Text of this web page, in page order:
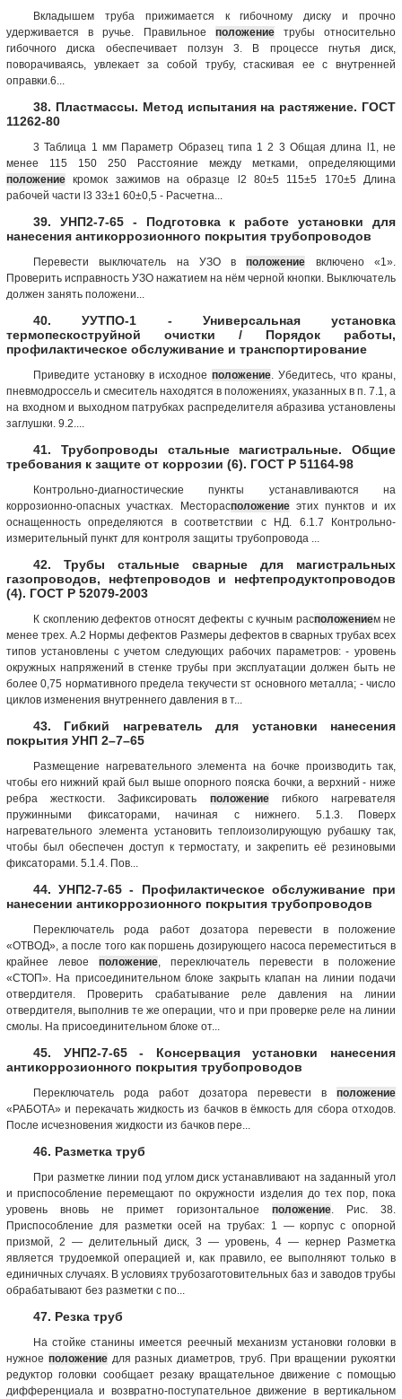
Вкладышем труба прижимается к гибочному диску и прочно
удерживается в ручье. Правильное положениетрубы относительно
гибочного диска обеспечивает ползун 3. В процессе гнутья диск,
поворачиваясь, увлекает за собой трубу, стаскивая ее с внутренней
оправки.6...
38. Пластмассы. Метод испытания на растяжение. ГОСТ
11262-80
3 Таблица 1 мм Параметр Образец типа 1 2 3 Общая длина l1, не
менее 115 150 250 Расстояние между метками, определяющими
положение кромок зажимов на образце l2 80±5 115±5 170±5 Длина
рабочей части l3 33±1 60±0,5 - Расчетна...
39. УНП2-7-65 - Подготовка к работе установки для
нанесения антикоррозионного покрытия трубопроводов
Перевести выключатель на УЗО вположение включено «1».
Проверить исправность УЗО нажатием на нём черной кнопки. Выключатель
должен занять положени...
40. УУТПО-1 - Универсальная установка
термопескоструйной очистки / Порядок работы,
профилактическое обслуживание и транспортирование
Приведите установку в исходное положение . Убедитесь, что краны,
пневмодроссель и смеситель находятся в положениях, указанных в п. 7.1, а
на входном и выходном патрубках распределителя абразива установлены
заглушки. 9.2....
41. Трубопроводы стальные магистральные. Общие
требования к защите от коррозии (6). ГОСТ Р 51164-98
Контрольно-диагностические пункты устанавливаются на
коррозионно-опасных участках. Месторасположениеэтих пунктов и их
оснащенность определяются в соответствии с НД. 6.1.7 Контрольно-
измерительный пункт для контроля защиты трубопровода ...
42. Трубы стальные сварные для магистральных
газопроводов, нефтепроводов и нефтепродуктопроводов
(4). ГОСТ Р 52079-2003
К скоплению дефектов относят дефекты с кучным расположением не
менее трех. А.2 Нормы дефектов Размеры дефектов в сварных трубах всех
типов установлены с учетом следующих рабочих параметров: - уровень
окружных напряжений в стенке трубы при эксплуатации должен быть не
более 0,75 нормативного предела текучести sт основного металла; - число
циклов изменения внутреннего давления в т...
43. Гибкий нагреватель для установки нанесения
покрытия УНП 2–7–65
Размещение нагревательного элемента на бочке производить так,
чтобы его нижний край был выше опорного пояска бочки, а верхний - ниже
ребра жесткости. Зафиксировать положениегибкого нагревателя
пружинными фиксаторами, начиная с нижнего. 5.1.3. Поверх
нагревательного элемента установить теплоизолирующую рубашку так,
чтобы был обеспечен доступ к термостату, и закрепить её резиновыми
фиксаторами. 5.1.4. Пов...
44. УНП2-7-65 - Профилактическое обслуживание при
нанесении антикоррозионного покрытия трубопроводов
Переключатель рода работ дозатора перевести в положение
«ОТВОД», а после того как поршень дозирующего насоса переместиться в
крайнее левое положение , переключатель перевести в положение
«СТОП». На присоединительном блоке закрыть клапан на линии подачи
отвердителя. Проверить срабатывание реле давления на линии
отвердителя, выполнив те же операции, что и при проверке реле на линии
смолы. На присоединительном блоке от...
45. УНП2-7-65 - Консервация установки нанесения
антикоррозионного покрытия трубопроводов
Переключатель рода работ дозатора перевести в положение
«РАБОТА» и перекачать жидкость из бачков в ёмкость для сбора отходов.
После исчезновения жидкости из бачков пере...
46. Разметка труб
При разметке линии под углом диск устанавливают на заданный угол
и приспособление перемещают по окружности изделия до тех пор, пока
уровень вновь не примет горизонтальное положение . Рис. 38.
Приспособление для разметки осей на трубах: 1 — корпус с опорной
призмой, 2 — делительный диск, 3 — уровень, 4 — кернер Разметка
является трудоемкой операцией и, как правило, ее выполняют только в
единичных случаях. В условиях трубозаготовительных баз и заводов трубы
обрабатывают без разметки с по...
47. Резка труб
На стойке станины имеется реечный механизм установки головки в
нужное положениедля разных диаметров, труб. При вращении рукоятки
редуктор головки сообщает резаку вращательное движение с помощью
дифференциала и возвратно-поступательное движение в вертикальном